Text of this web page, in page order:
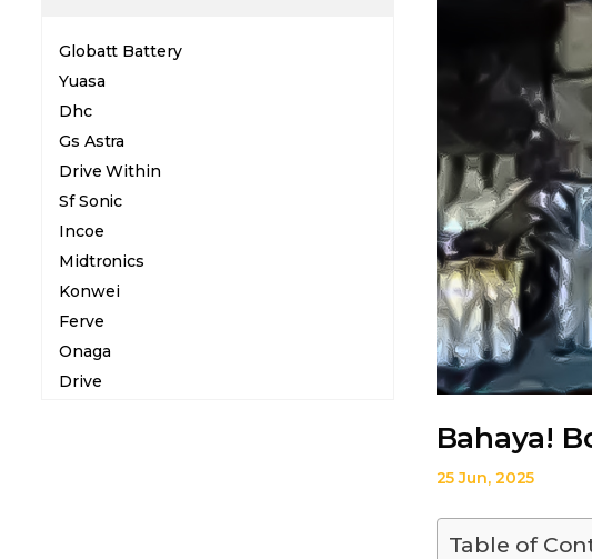
Globatt Battery
Yuasa
Dhc
Gs Astra
Drive Within
Sf Sonic
Incoe
Midtronics
Konwei
Ferve
Onaga
Drive
Bahaya!
25 Jun, 2025
Table of